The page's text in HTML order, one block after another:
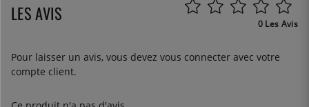
LES AVIS 0 Les Avis
Pour laisser un avis, vous devez vous connecter avec votre
compte client.